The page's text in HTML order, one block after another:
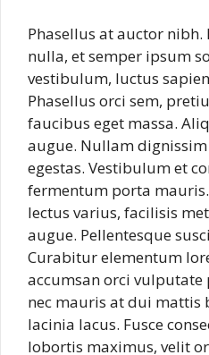
Phasellus at auctor
nulla, et semper ipsum
vestibulum, luctus
Phasellus orci sem,
faucibus eget massa.
augue. Nullam
egestas. Vestibulum et
fermentum porta
lectus varius, facilisis
augue. Pellentesque
Curabitur elementum
accumsan orci
nec mauris at dui mattis
lacinia lacus. Fusce
lobortis maximus, velit